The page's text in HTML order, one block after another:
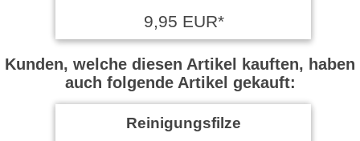
9,95 EUR*
Kunden, welche diesen Artikel kauften, haben
auch folgende Artikel gekauft:
Reinigungsfilze